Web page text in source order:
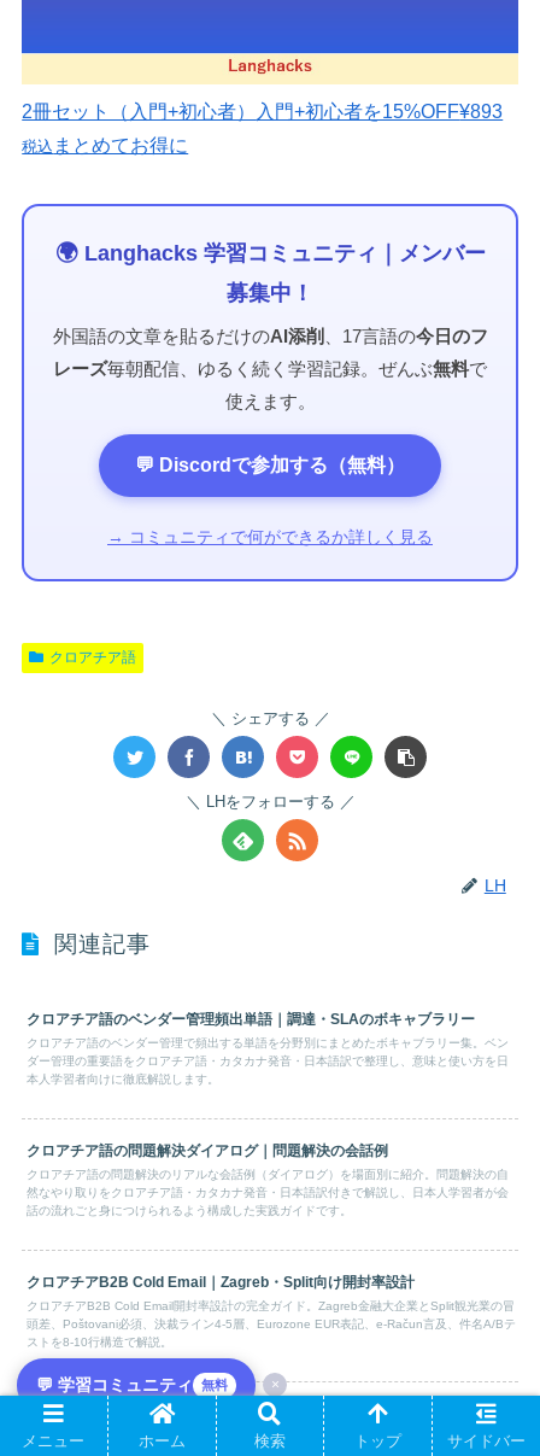
2冊セット（入門+初心者） 入門+初心者を15%OFF¥893
税込 まとめてお得に
🌍 Langhacks 学習コミュニティ｜メンバー
募集中！
外国語の文章を貼るだけのAI添削 、17言語の今日のフ
レーズ毎朝配信、ゆるく続く学習記録。ぜんぶ無料で
使えます。
💬 Discordで参加する（無料）
→ コミュニティで何ができるか詳しく見る
💬 学習コミュニティ 無料 ×
クロアチア語
シェアする
LHをフォローする
LH
関連記事
クロアチア語のベンダー管理頻出単語｜調達・SLAのボキャブラリー
クロアチア語のベンダー管理で頻出する単語を分野別にまとめたボキャブラリー集。ベン
ダー管理の重要語をクロアチア語・カタカナ発音・日本語訳で整理し、意味と使い方を日
本人学習者向けに徹底解説します。
クロアチア語の問題解決ダイアログ｜問題解決の会話例
クロアチア語の問題解決のリアルな会話例（ダイアログ）を場面別に紹介。問題解決の自
然なやり取りをクロアチア語・カタカナ発音・日本語訳付きで解説し、日本人学習者が会
話の流れごと身につけられるよう構成した実践ガイドです。
クロアチアB2B Cold Email｜Zagreb・Split向け開封率設計
クロアチアB2B Cold Email開封率設計の完全ガイド。Zagreb金融大企業とSplit観光業の冒
頭差、Poštovani必須、決裁ライン4-5層、Eurozone EUR表記、e-Račun言及、件名A/Bテ
ストを8-10行構造で解説。
クロアチア語の採用面接ダイアログ｜面接本番の会話例
クロアチア語の採用面接のリアルな会話例（ダイアログ）を場面別に紹介。採用面接の自
メニュー ホーム 検索 トップ サイドバー